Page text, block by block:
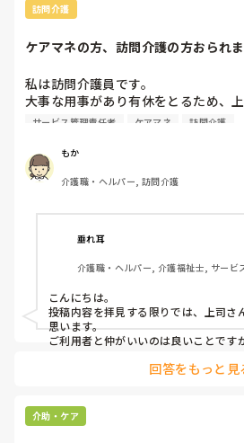
訪問介護
ケアマネの方、訪問介護の方おられ
私は訪問介護員です。
大事な用事があり有休をとるため、上
代わりに訪問する職員を考えるとのこ
話などもしたりと仲が良いため（←
です、すみません）こういう理由で
の人になるけどいいかという相談を
わりはいらないから中止でいいよと
に伝えたら、注意されました。
上司の注意内容
けない。
→ケアマネに中止になることを伝える
中止になったとは言わないこと。「
か？」と聞くようにして。
と言われました。
サービス管理責任者 ケアマネ 訪問介護
もか
介護職・ヘルパー, 訪問介護
垂れ耳
介護職・ヘルパー, 介護福祉士, サービ
こんにちは。
投稿内容を拝見する限りでは、上司さ
思います。
ご利用者と仲がいいのは良いことです
それだけ、そのご利用者がもかさんの
ョン組めますよね。
回答をもっと見
介助・ケア